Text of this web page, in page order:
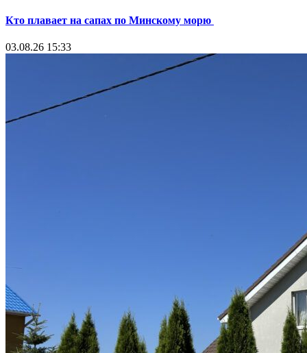
Кто плавает на сапах по Минскому морю
03.08.26 15:33